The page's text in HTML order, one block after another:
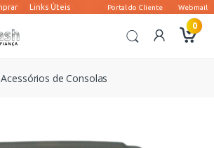
0
Acessórios de Consolas